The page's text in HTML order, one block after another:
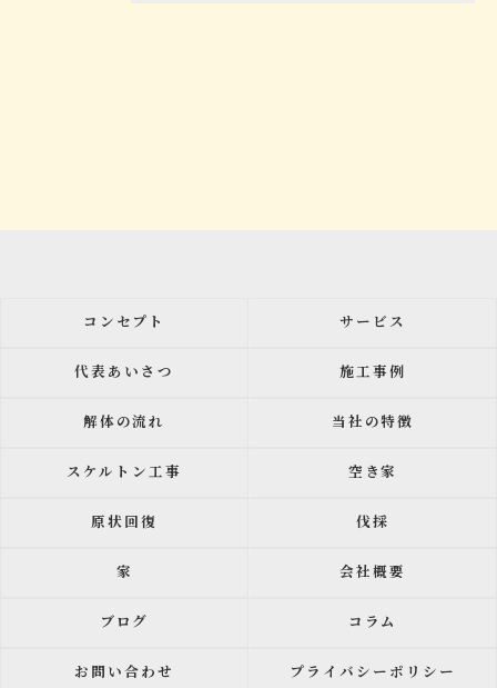
コンセプト サービス
代表あいさつ 施工事例
解体の流れ 当社の特徴
スケルトン工事 空き家
原状回復 伐採
家 会社概要
ブログ コラム
お問い合わせ プライバシーポリシー